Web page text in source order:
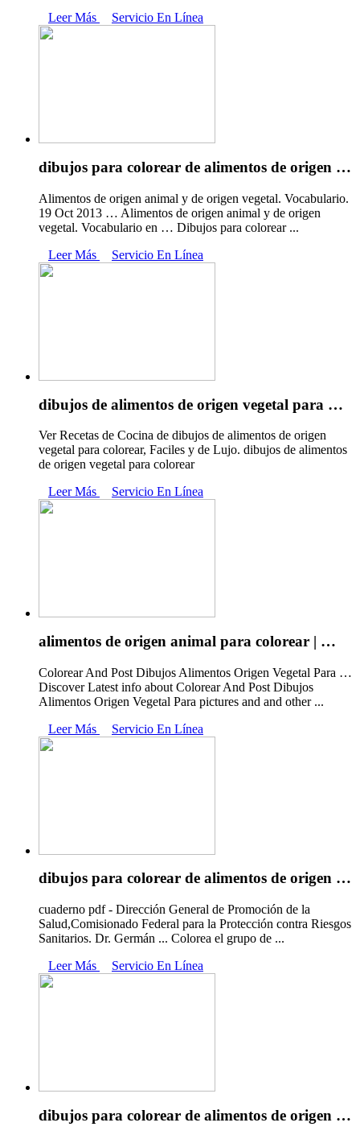
Leer Más
Servicio En Línea
dibujos para colorear de alimentos de origen …
Alimentos de origen animal y de origen vegetal. Vocabulario.
19 Oct 2013 … Alimentos de origen animal y de origen
vegetal. Vocabulario en … Dibujos para colorear ...
Leer Más
Servicio En Línea
dibujos de alimentos de origen vegetal para …
Ver Recetas de Cocina de dibujos de alimentos de origen
vegetal para colorear, Faciles y de Lujo. dibujos de alimentos
de origen vegetal para colorear
Leer Más
Servicio En Línea
alimentos de origen animal para colorear | …
Colorear And Post Dibujos Alimentos Origen Vegetal Para …
Discover Latest info about Colorear And Post Dibujos
Alimentos Origen Vegetal Para pictures and and other ...
Leer Más
Servicio En Línea
dibujos para colorear de alimentos de origen …
cuaderno pdf - Dirección General de Promoción de la
Salud,Comisionado Federal para la Protección contra Riesgos
Sanitarios. Dr. Germán ... Colorea el grupo de ...
Leer Más
Servicio En Línea
dibujos para colorear de alimentos de origen …